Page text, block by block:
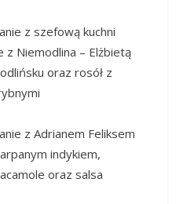
z szefową kuchni
Niemodlina – Elżbietą
oraz rosół z
z Adrianem Feliksem
indykiem,
oraz salsa